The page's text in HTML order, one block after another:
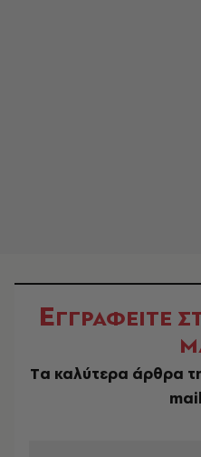
ΕΓΓΡΑΦΕΙΤΕ
Tα καλύτερα άρθρα